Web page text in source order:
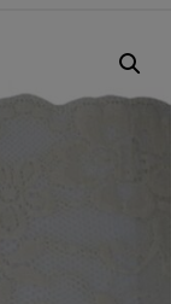
Μεταλλικά